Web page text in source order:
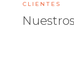
CLIENTES